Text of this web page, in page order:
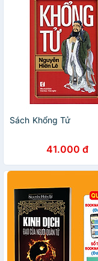
Sách Khổng Tử
41.000 đ